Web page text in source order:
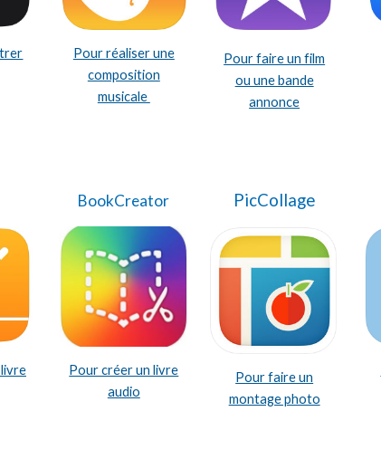
Pourréaliser une
composition
musicale
Pour faire un film
ou une bande
annonce
BookCreator
Pour créer un livre
audio
PicCollage
Pour faire un
montage photo